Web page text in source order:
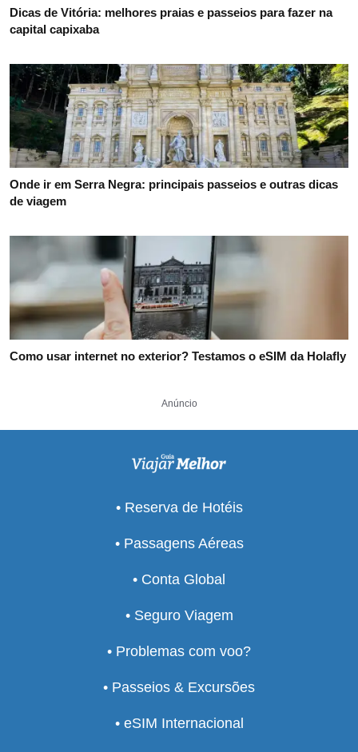
Dicas de Vitória: melhores praias e passeios para fazer na
capital capixaba
Onde ir em Serra Negra: principais passeios e outras dicas
de viagem
Como usar internet no exterior? Testamos o eSIM da Holafly
Anúncio
• Reserva de Hotéis
• Passagens Aéreas
• Conta Global
• Seguro Viagem
• Problemas com voo?
• Passeios & Excursões
• eSIM Internacional